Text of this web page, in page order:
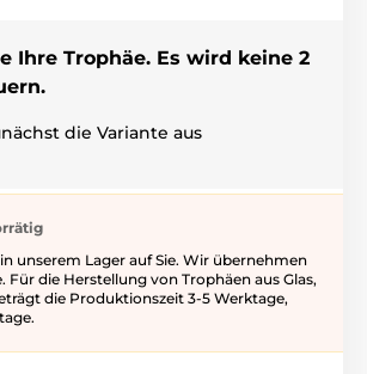
Ihre Trophäe. Es wird keine 2
die Variante aus
unserem Lager auf Sie. Wir übernehmen
Für die Herstellung von Trophäen aus Glas,
die Produktionszeit 3-5 ​​Werktage,